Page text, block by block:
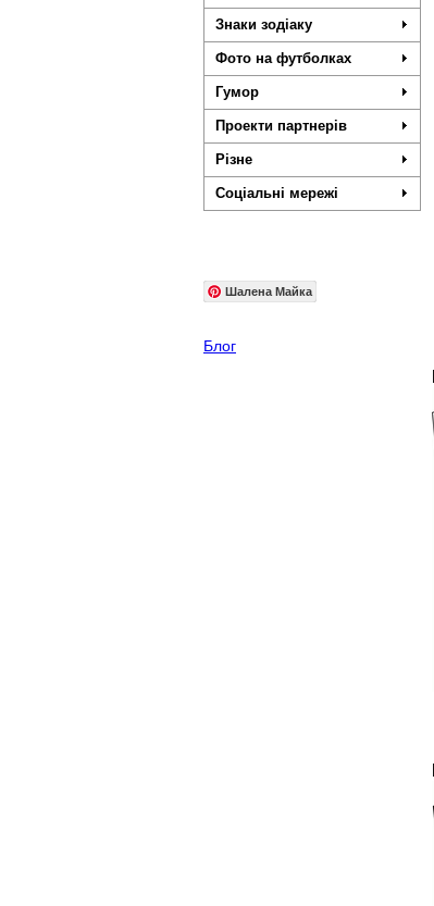
Знаки зодіаку
Фото на футболках
Гумор
Проекти партнерів
Різне
Соціальні мережі
Шалена Майка
Блог